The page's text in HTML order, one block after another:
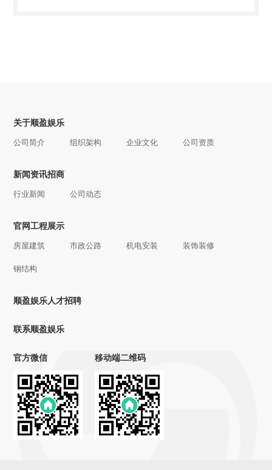
关于顺盈娱乐
公司简介 组织架构 企业文化 公司资质
新闻资讯招商
行业新闻 公司动态
官网工程展示
房屋建筑 市政公路 机电安装 装饰装修
钢结构
顺盈娱乐人才招聘
联系顺盈娱乐
官方微信 移动端二维码